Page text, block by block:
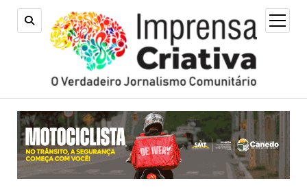
open
menu